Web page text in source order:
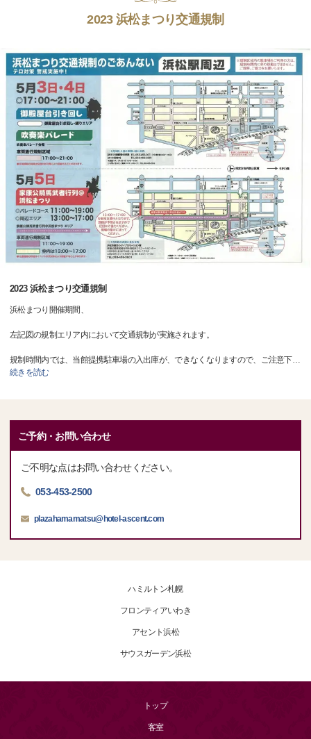
2023 浜松まつり交通規制
2023 浜松まつり交通規制
浜松まつり開催期間、
左記図の規制エリア内において交通規制が実施されます。
規制時間内では、当館提携駐車場の入出庫が、できなくなりますので、ご注意下…
続きを読む
ご予約・お問い合わせ
ご不明な点はお問い合わせください。
053-453-2500
plazahamamatsu@hotel-ascent.com
ハミルトン札幌
フロンティアいわき
アセント浜松
サウスガーデン浜松
トップ
客室